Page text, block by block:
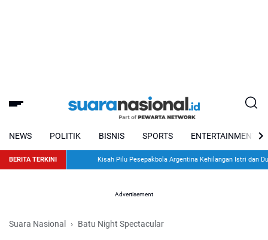
NEWS POLITIK BISNIS SPORTS ENTERTAINMENT
BERITA TERKINI Kisah Pilu Pesepakbola Argentina Kehilangan Istri dan Dua Anak
Advertisement
Suara Nasional Batu Night Spectacular